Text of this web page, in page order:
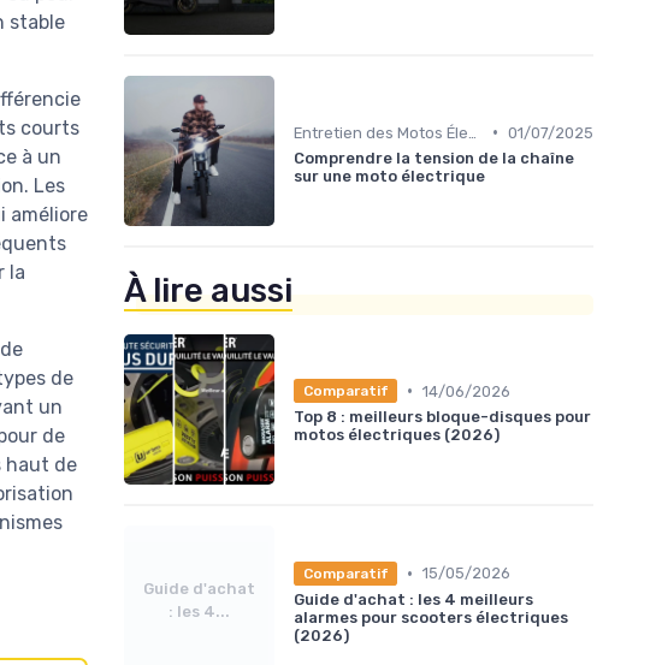
stable
courts
à un
Les
améliore
la
de
un
de
haut de
• 01/07/2025
Comprendre la tension de la chaîne
sur une moto électrique
À lire aussi
Comparatif • 14/06/2026
Top 8 : meilleurs bloque-disques pour
motos électriques (2026)
Guide d'achat
: les 4...
Comparatif • 15/05/2026
Guide d'achat : les 4 meilleurs
alarmes pour scooters électriques
(2026)